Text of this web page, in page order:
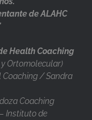
de ALAHC
Health Coaching
Ortomolecular)
Coaching / Sandra
Coaching
Instituto de